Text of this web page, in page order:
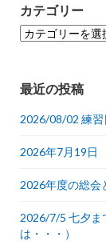
カテゴリー
カ
リ
ー
最近の投稿
2026/08/02 練習
2026年7月19
2026年度の総会
2026/7/5 七夕ま
は・・・）